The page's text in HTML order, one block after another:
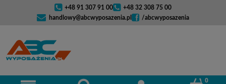
+48 91 307 91 00
+48 32 308 75 00
handlowy@abcwyposazenia.pl
/abcwyposazenia